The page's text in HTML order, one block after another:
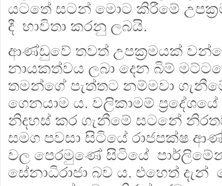
යටතේ සටන් මොට කිරීමේ
දී භාවිතා කරනු ලබයි.
ආණ්ඩුවේ තවත් උපක්‍රමයක්
නායකත්වය ලබා දෙන බිම්
තමන්ගේ පැත්තට නම්මවා
ගෙනයාම ය. වලිකාමම්
නිදහස් කර ගැනීමේ සටනේ
සමග පවසා සිටියේ රාජපක්ෂ
වල පෙරමුණේ සිටියේ
සේනාධිරාජා බව ය. එහෙත්